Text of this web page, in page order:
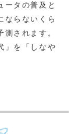
ータの普及と
ならないくら
されます。
」を「しなや